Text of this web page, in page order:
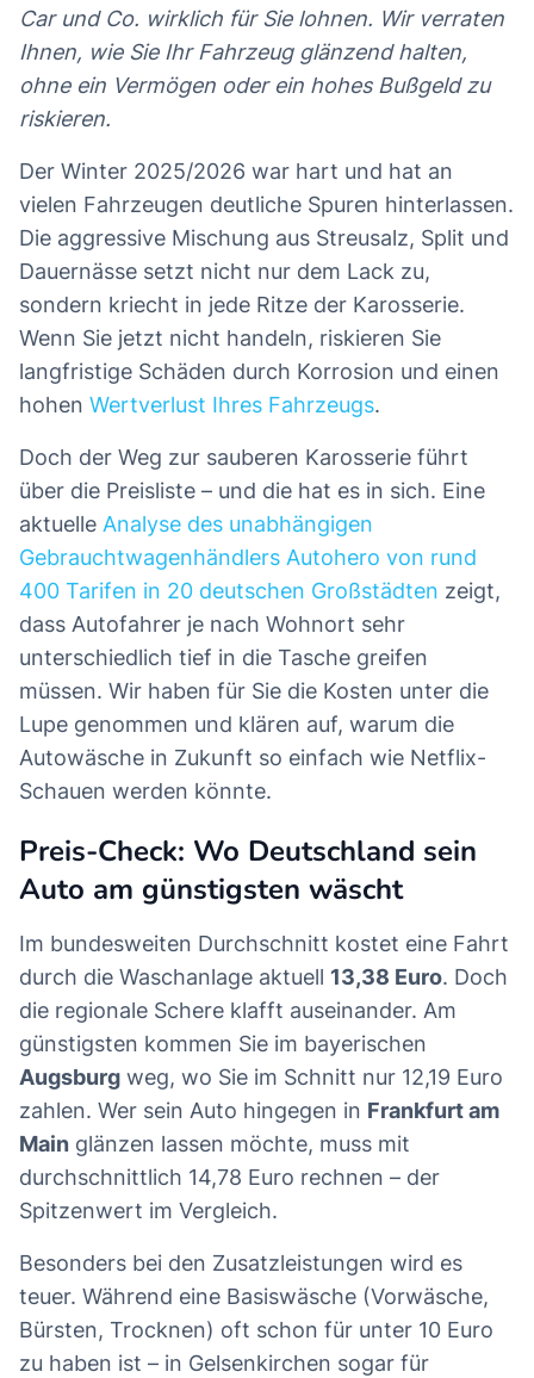
Car und Co. wirklich für Sie lohnen. Wir verraten
Ihnen, wie Sie Ihr Fahrzeug glänzend halten,
ohne ein Vermögen oder ein hohes Bußgeld zu
riskieren.
Der Winter 2025/2026 war hart und hat an
vielen Fahrzeugen deutliche Spuren hinterlassen.
Die aggressive Mischung aus Streusalz, Split und
Dauernässe setzt nicht nur dem Lack zu,
sondern kriecht in jede Ritze der Karosserie.
Wenn Sie jetzt nicht handeln, riskieren Sie
langfristige Schäden durch Korrosion und einen
hohen Wertverlust Ihres Fahrzeugs.
Doch der Weg zur sauberen Karosserie führt
über die Preisliste – und die hat es in sich. Eine
aktuelle Analyse des unabhängigen
Gebrauchtwagenhändlers Autohero von rund
400 Tarifen in 20 deutschen Großstädten zeigt,
dass Autofahrer je nach Wohnort sehr
unterschiedlich tief in die Tasche greifen
müssen. Wir haben für Sie die Kosten unter die
Lupe genommen und klären auf, warum die
Autowäsche in Zukunft so einfach wie Netflix-
Schauen werden könnte.
Preis-Check: Wo Deutschland sein
Auto am günstigsten wäscht
Im bundesweiten Durchschnitt kostet eine Fahrt
durch die Waschanlage aktuell 13,38 Euro. Doch
die regionale Schere klafft auseinander. Am
günstigsten kommen Sie im bayerischen
Augsburg weg, wo Sie im Schnitt nur 12,19 Euro
zahlen. Wer sein Auto hingegen in Frankfurt am
Main glänzen lassen möchte, muss mit
durchschnittlich 14,78 Euro rechnen – der
Spitzenwert im Vergleich.
Besonders bei den Zusatzleistungen wird es
teuer. Während eine Basiswäsche (Vorwäsche,
Bürsten, Trocknen) oft schon für unter 10 Euro
zu haben ist – in Gelsenkirchen sogar für